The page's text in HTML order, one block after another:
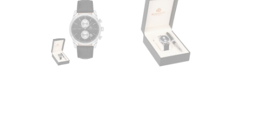
FALIÓRÁK